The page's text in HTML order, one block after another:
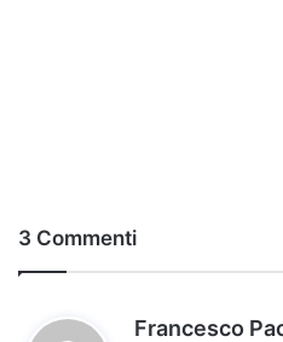
3 Commenti
Francesco